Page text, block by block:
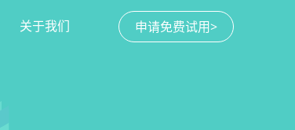
申请免费试用>
关于我们